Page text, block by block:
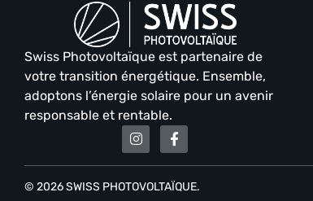
Swiss Photovoltaïque est partenaire de
votre transition énergétique. Ensemble,
adoptons l’énergie solaire pour un avenir
responsable et rentable.
© 2026 SWISS PHOTOVOLTAÏQUE.